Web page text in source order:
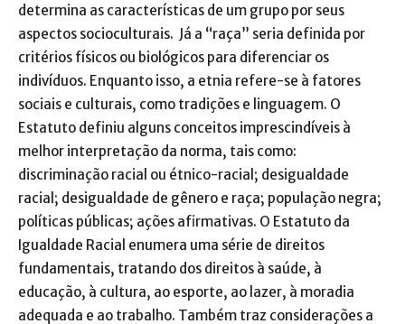
determina as características de um grupo por seus
aspectos socioculturais. Já a “raça” seria definida por
critérios físicos ou biológicos para diferenciar os
indivíduos. Enquanto isso, a etnia refere-se à fatores
sociais e culturais, como tradições e linguagem. O
Estatuto definiu alguns conceitos imprescindíveis à
melhor interpretação da norma, tais como:
discriminação racial ou étnico-racial; desigualdade
racial; desigualdade de gênero e raça; população negra;
políticas públicas; ações afirmativas. O Estatuto da
Igualdade Racial enumera uma série de direitos
fundamentais, tratando dos direitos à saúde, à
educação, à cultura, ao esporte, ao lazer, à moradia
adequada e ao trabalho. Também traz considerações a